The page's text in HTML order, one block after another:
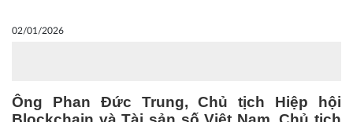
02/01/2026
Ông Phan Đức Trung, Chủ tịch Hiệp hội